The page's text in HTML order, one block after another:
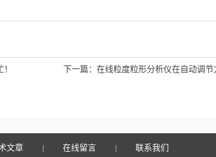
下一篇： 在线粒度粒形分析仪在自动调
文章 在线留言 联系我们